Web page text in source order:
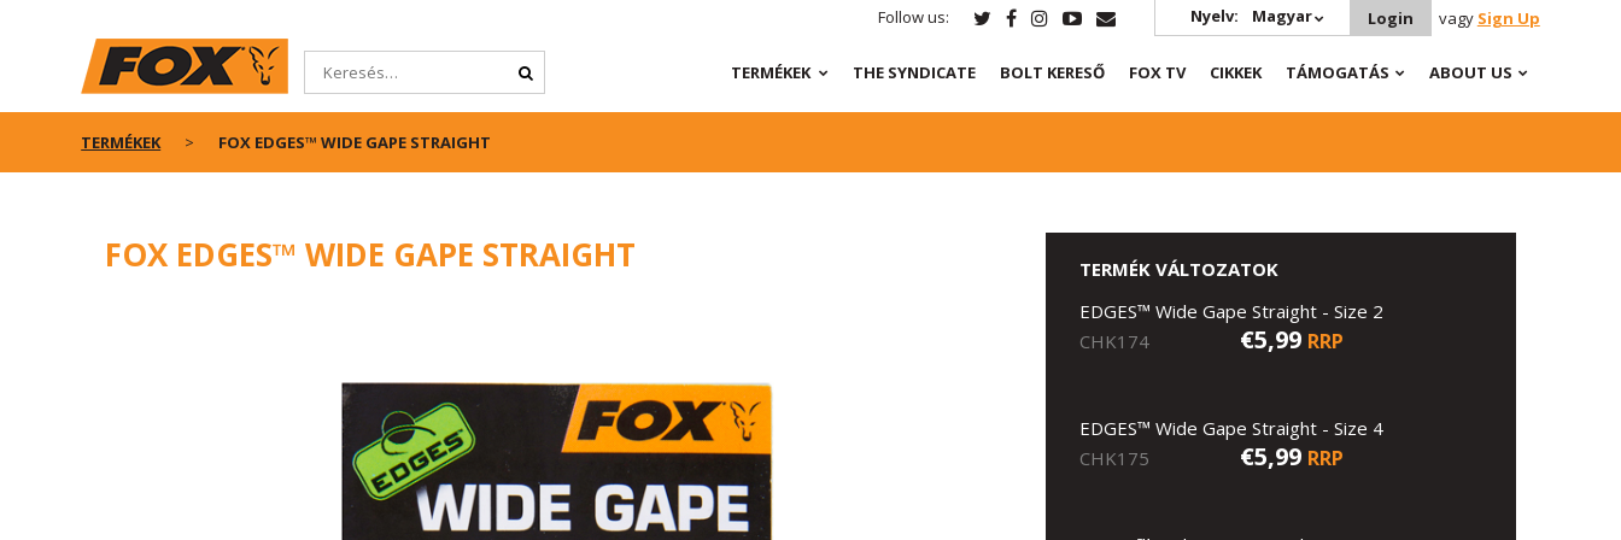
Follow us: Nyelv: Magyar Login vagy Sign Up
TERMÉKEK THE SYNDICATE BOLT KERESŐ FOX TV CIKKEK TÁMOGATÁS ABOUT US
TERMÉKEK FOX EDGES™ WIDE GAPE STRAIGHT
FOX EDGES™ WIDE GAPE STRAIGHT
TERMÉK VÁLTOZATOK
EDGES™ Wide Gape Straight - Size 2
CHK174
€5,99 RRP
EDGES™ Wide Gape Straight - Size 4
CHK175
€5,99 RRP